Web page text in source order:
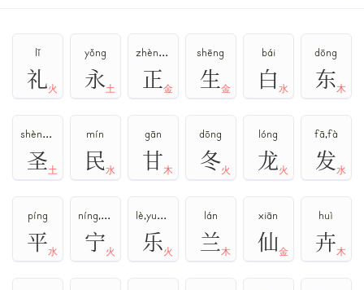
lǐ
礼火
yǒng
永土
zhèng,zhēng
正金
shēng
生金
bái
白水
dōng
东木
shèng,kū
圣土
mín
民水
gān
甘木
dōng
冬火
lóng
龙火
fā,fà
发水
píng
平水
níng,nìng,zhù
宁火
lè,yuè,yào,lào
乐火
lán
兰木
xiān
仙金
huì
卉木